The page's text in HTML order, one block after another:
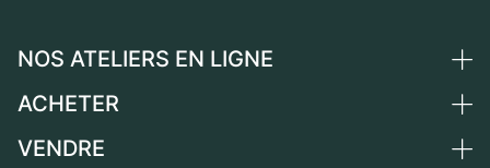
NOS ATELIERS EN LIGNE
Allemagne
ACHETER
Toutes les montres de luxe
VENDRE